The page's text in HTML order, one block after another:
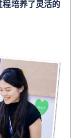
程培养了灵活的